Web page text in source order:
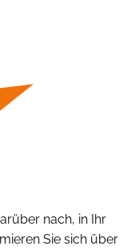
nach, in Ihr
Sie sich über